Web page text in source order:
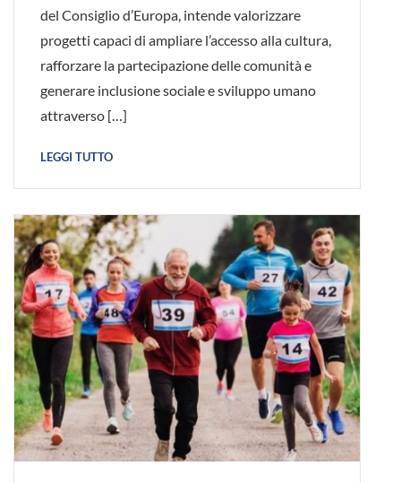
del Consiglio d’Europa, intende valorizzare
progetti capaci di ampliare l’accesso alla cultura,
rafforzare la partecipazione delle comunità e
generare inclusione sociale e sviluppo umano
attraverso […]
LEGGI TUTTO